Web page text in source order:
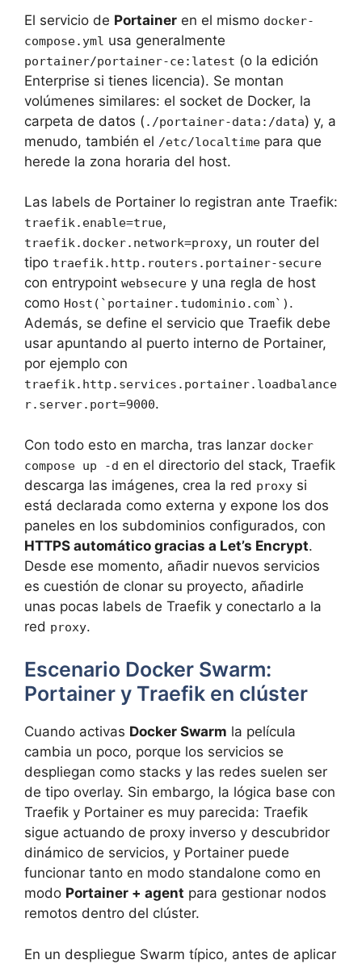
El servicio de Portainer en el mismo docker-
compose.yml usa generalmente
portainer/portainer-ce:latest (o la edición
Enterprise si tienes licencia). Se montan
volúmenes similares: el socket de Docker, la
carpeta de datos (./portainer-data:/data) y, a
menudo, también el /etc/localtime para que
herede la zona horaria del host.
Las labels de Portainer lo registran ante Traefik:
traefik.enable=true,
traefik.docker.network=proxy, un router del
tipo traefik.http.routers.portainer-secure
con entrypoint websecure y una regla de host
como Host(`portainer.tudominio.com`) .
Además, se define el servicio que Traefik debe
usar apuntando al puerto interno de Portainer,
por ejemplo con
traefik.http.services.portainer.loadbalance
r.server.port=9000.
Con todo esto en marcha, tras lanzar docker
compose up -d en el directorio del stack, Traefik
descarga las imágenes, crea la red proxy si
está declarada como externa y expone los dos
paneles en los subdominios configurados, con
HTTPS automático gracias a Let’s Encrypt.
Desde ese momento, añadir nuevos servicios
es cuestión de clonar su proyecto, añadirle
unas pocas labels de Traefik y conectarlo a la
red proxy.
Escenario Docker Swarm:
Portainer y Traefik en clúster
Cuando activas Docker Swarm la película
cambia un poco, porque los servicios se
despliegan como stacks y las redes suelen ser
de tipo overlay. Sin embargo, la lógica base con
Traefik y Portainer es muy parecida: Traefik
sigue actuando de proxy inverso y descubridor
dinámico de servicios, y Portainer puede
funcionar tanto en modo standalone como en
modo Portainer + agent para gestionar nodos
remotos dentro del clúster.
En un despliegue Swarm típico, antes de aplicar